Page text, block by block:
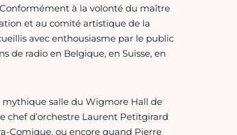
à la volonté du maître
et au comité artistique de la
avec enthousiasme par le public
de radio en Belgique, en Suisse, en
mythique salle du Wigmore Hall de
chef d’orchestre Laurent Petitgirard
Comique, ou encore quand Pierre